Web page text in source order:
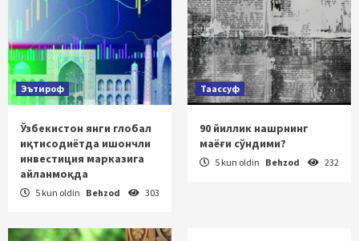
Эътироф
Ўзбекистон янги глобал
иқтисодиётда ишончли
инвестиция марказига
айланмоқда
5 kun oldin Behzod 303
Таассуф
90 йиллик нашрнинг
маёғи сўндими?
5 kun oldin Behzod 232